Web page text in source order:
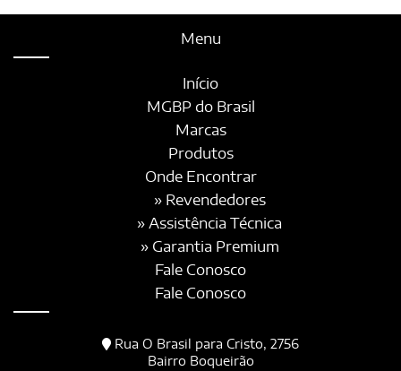
Menu
Início
MGBP do Brasil
Marcas
Produtos
Onde Encontrar
» Revendedores
» Assistência Técnica
» Garantia Premium
Fale Conosco
Fale Conosco
Rua O Brasil para Cristo, 2756
Bairro Boqueirão